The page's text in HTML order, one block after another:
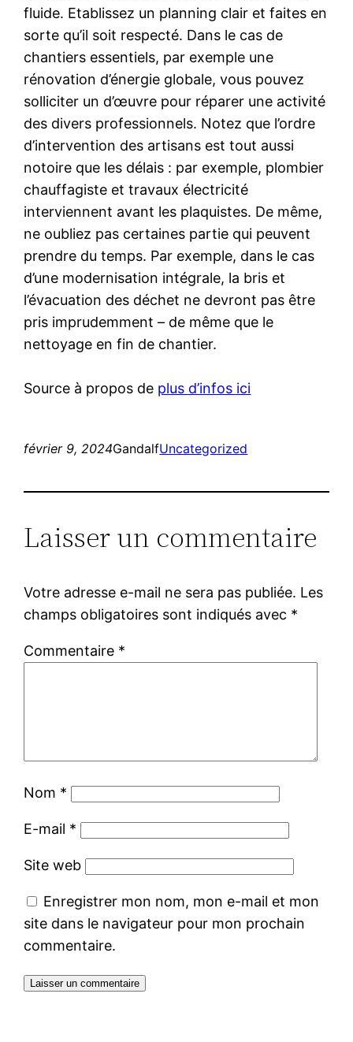
fluide. Etablissez un planning clair et faites en
sorte qu’il soit respecté. Dans le cas de
chantiers essentiels, par exemple une
rénovation d’énergie globale, vous pouvez
solliciter un d’œuvre pour réparer une activité
des divers professionnels. Notez que l’ordre
d’intervention des artisans est tout aussi
notoire que les délais : par exemple, plombier
chauffagiste et travaux électricité
interviennent avant les plaquistes. De même,
ne oubliez pas certaines partie qui peuvent
prendre du temps. Par exemple, dans le cas
d’une modernisation intégrale, la bris et
l’évacuation des déchet ne devront pas être
pris imprudemment – de même que le
nettoyage en fin de chantier.
Source à propos de plus d’infos ici
février 9, 2024GandalfUncategorized
Laisser un commentaire
Votre adresse e-mail ne sera pas publiée. Les
champs obligatoires sont indiqués avec *
Commentaire *
Nom *
E-mail *
Site web
Enregistrer mon nom, mon e-mail et mon
site dans le navigateur pour mon prochain
commentaire.